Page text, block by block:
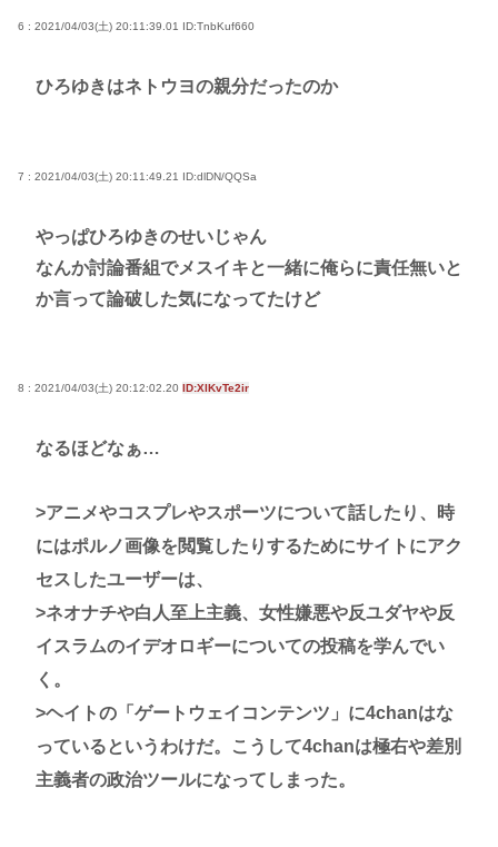
6 : 2021/04/03(土) 20:11:39.01 ID:TnbKuf660
ひろゆきはネトウヨの親分だったのか
7 : 2021/04/03(土) 20:11:49.21 ID:dlDN/QQSa
やっぱひろゆきのせいじゃん
なんか討論番組でメスイキと一緒に俺らに責任無いと
か言って論破した気になってたけど
8 : 2021/04/03(土) 20:12:02.20 ID:XlKvTe2ir
なるほどなぁ…
>アニメやコスプレやスポーツについて話したり、時
にはポルノ画像を閲覧したりするためにサイトにアク
セスしたユーザーは、
>ネオナチや白人至上主義、女性嫌悪や反ユダヤや反
イスラムのイデオロギーについての投稿を学んでい
く。
>ヘイトの「ゲートウェイコンテンツ」に4chanはな
っているというわけだ。こうして4chanは極右や差別
主義者の政治ツールになってしまった。